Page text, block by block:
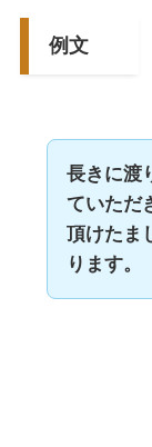
例文
長きに渡
ていただ
頂けたま
ります。